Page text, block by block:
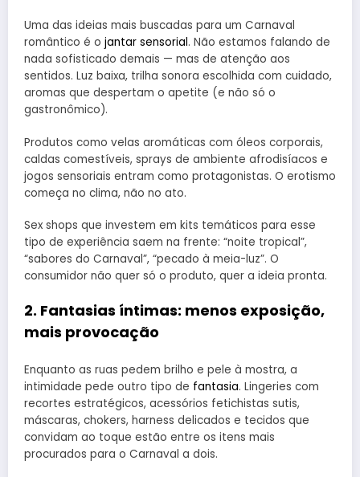
Uma das ideias mais buscadas para um Carnaval
romântico é o jantar sensorial. Não estamos falando de
nada sofisticado demais — mas de atenção aos
sentidos. Luz baixa, trilha sonora escolhida com cuidado,
aromas que despertam o apetite (e não só o
gastronômico).
Produtos como velas aromáticas com óleos corporais,
caldas comestíveis, sprays de ambiente afrodisíacos e
jogos sensoriais entram como protagonistas. O erotismo
começa no clima, não no ato.
Sex shops que investem em kits temáticos para esse
tipo de experiência saem na frente: “noite tropical”,
“sabores do Carnaval”, “pecado à meia-luz”. O
consumidor não quer só o produto, quer a ideia pronta.
2. Fantasias íntimas: menos exposição,
mais provocação
Enquanto as ruas pedem brilho e pele à mostra, a
intimidade pede outro tipo de fantasia. Lingeries com
recortes estratégicos, acessórios fetichistas sutis,
máscaras, chokers, harness delicados e tecidos que
convidam ao toque estão entre os itens mais
procurados para o Carnaval a dois.